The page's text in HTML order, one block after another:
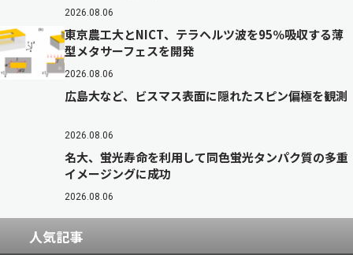
2026.08.06
東京農工大とNICT、テラヘルツ波を95％吸収する薄
型メタサーフェスを開発
2026.08.06
広島大など、ビスマス表面に隠れたスピン偏極を観測
2026.08.06
名大、蛍光寿命を利用して同色蛍光タンパク質の多重
イメージングに成功
2026.08.06
人気記事